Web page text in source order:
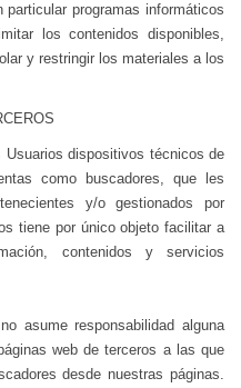
programas informáticos
los contenidos disponibles,
y restringir los materiales a los
dispositivos técnicos de
como buscadores, que les
y/o gestionados por
tiene por único objeto facilitar a
contenidos y servicios
no asume responsabilidad alguna
web de terceros a las que
desde nuestras páginas.